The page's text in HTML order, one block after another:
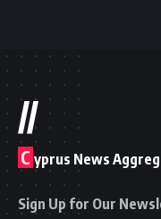
//
C yprus News
Sign Up for Our